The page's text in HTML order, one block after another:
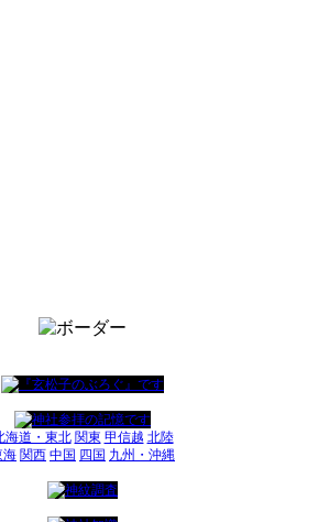
海道・東北 関東 甲信越 北陸
海 関西 中国 四国 九州・沖縄